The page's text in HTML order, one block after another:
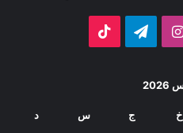
انستقرامتيلقرام
خ ج س د